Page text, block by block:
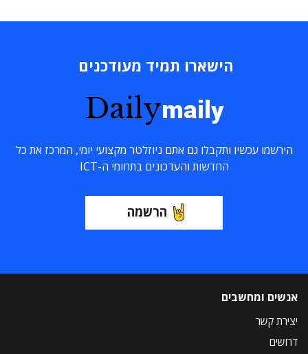
הישארו תמיד מעודכנים
Dailymaily
הירשמו עכשיו ותקבלו גם אתם ניוזלטר מקצועי יומי, המרכז את כל
החדשות והעדכונים בתחומי ה-ICT
הרשמה
אנשים ומחשבים
יצירת קשר
דרושים